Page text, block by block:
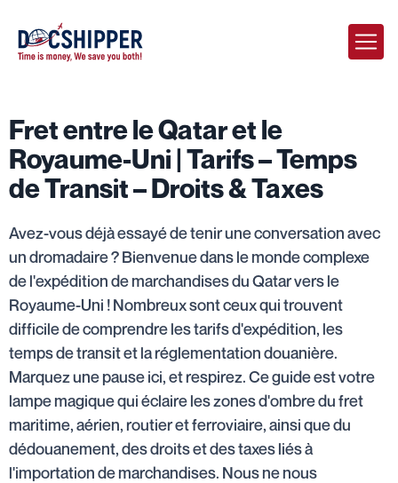
Fret entre le Qatar et le
Royaume-Uni | Tarifs – Temps
de Transit – Droits & Taxes
Avez-vous déjà essayé de tenir une conversation avec
un dromadaire ? Bienvenue dans le monde complexe
de l'expédition de marchandises du Qatar vers le
Royaume-Uni ! Nombreux sont ceux qui trouvent
difficile de comprendre les tarifs d'expédition, les
temps de transit et la réglementation douanière.
Marquez une pause ici, et respirez. Ce guide est votre
lampe magique qui éclaire les zones d'ombre du fret
maritime, aérien, routier et ferroviaire, ainsi que du
dédouanement, des droits et des taxes liés à
l'importation de marchandises. Nous ne nous